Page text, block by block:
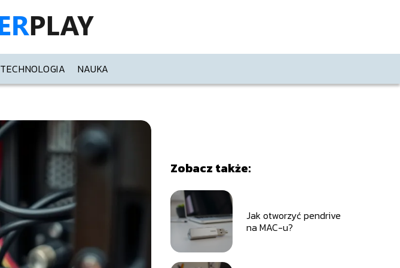
TECHNOLOGIA NAUKA
Zobacz także:
Jak otworzyć pendrive
na MAC-u?